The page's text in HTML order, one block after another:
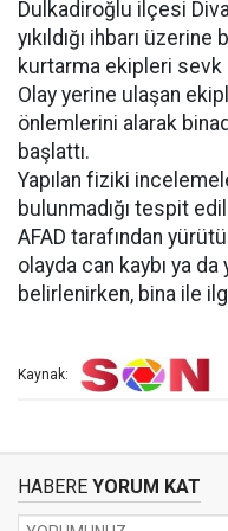
Dulkadiroğlu ilçesi
yıkıldığı ihbarı
kurtarma ekipleri sevk
Olay yerine ulaşan
önlemlerini alarak
başlattı.
Yapılan fiziki
bulunmadığı tespit
AFAD tarafından
olayda can kaybı ya da
belirlenirken, bina ile
Kaynak:
HABERE YORUM KAT